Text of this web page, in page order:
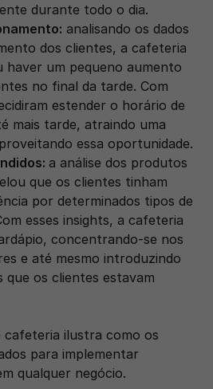
durante todo o dia.
analisando os dados
dos clientes, a cafeteria
haver um pequeno aumento
no final da tarde. Com
estender o horário de
mais tarde, atraindo uma
essa oportunidade.
a análise dos produtos
que os clientes tinham
por determinados tipos de
esses insights, a cafeteria
concentrando-se nos
e até mesmo introduzindo
que os clientes estavam
cafeteria ilustra como os
para implementar
qualquer negócio.